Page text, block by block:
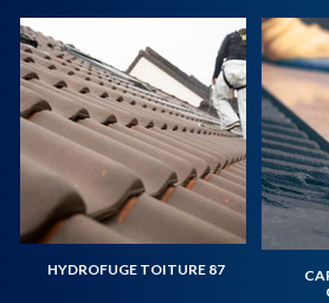
HYDROFUGE TOITURE 87